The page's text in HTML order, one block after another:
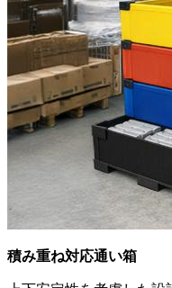
積み重ね対応通い箱